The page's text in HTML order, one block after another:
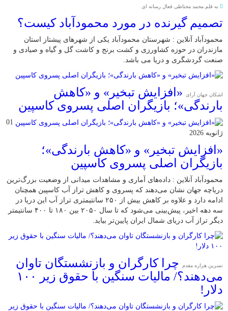
به قلم محمد محتاطی فعال رسانه ای
تصمیم گیرنده در مورد محمودآباد کیست؟
محمودآباد آنلاین : شهرستان محمودآباد یکی از شهرهای پیشتاز استان
مازندران در حوزه کشاورزی و کشت برنج و کاشت گل و گیاه و صیادی و
صنعت گردشگری و دریا می باشد.
اشکان جهان آرای
«افزایش تبخیر» و «کاهش
بارندگی»؛ بازیگران اصلی پسروی کاسپین
01
ژانویه 2026
«افزایش تبخیر» و «کاهش بارندگی»؛
بازیگران اصلی پسروی کاسپین
محمودآباد آنلاین : داده‌های آماری و مشاهدات میدانی از وضعیت بزرگ‌ترین
دریاچه جهان نشان می‌دهند که پسروی و کاهش تراز آب کاسپین همچنان
ادامه دارد و علاوه بر کاهش بیش از ۲۵۰ سانتیمتری تراز آب این دریا در
سه دهه اخیر، پیش‌بینی می‌شود که تا سال ۲۰۵۰ بین ۱۸۰ تا ۴۰۰ سانتیمتر
دیگر تراز آب دریای شمال ایران پایین‌تر بیاید.
نسرین هزاره مقدم
چرا کارگران و بازنشستگان تاوان
می‌دهند؟/ مالیات سنگین با حقوق زیر ۱۰۰
دلار!